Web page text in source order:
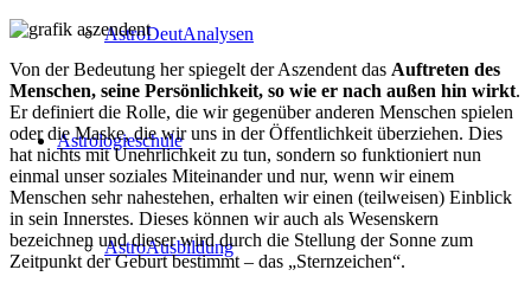
AstroDeutAnalysen
Astrologieschule
AstroAusbildung
Von der Bedeutung her spiegelt der Aszendent das Auftreten des
Menschen, seine Persönlichkeit, so wie er nach außen hin wirkt.
Er definiert die Rolle, die wir gegenüber anderen Menschen spielen
oder die Maske, die wir uns in der Öffentlichkeit überziehen. Dies
hat nichts mit Unehrlichkeit zu tun, sondern so funktioniert nun
einmal unser soziales Miteinander und nur, wenn wir einem
Menschen sehr nahestehen, erhalten wir einen (teilweisen) Einblick
in sein Innerstes. Dieses können wir auch als Wesenskern
bezeichnen und dieser wird durch die Stellung der Sonne zum
Zeitpunkt der Geburt bestimmt – das „Sternzeichen“.